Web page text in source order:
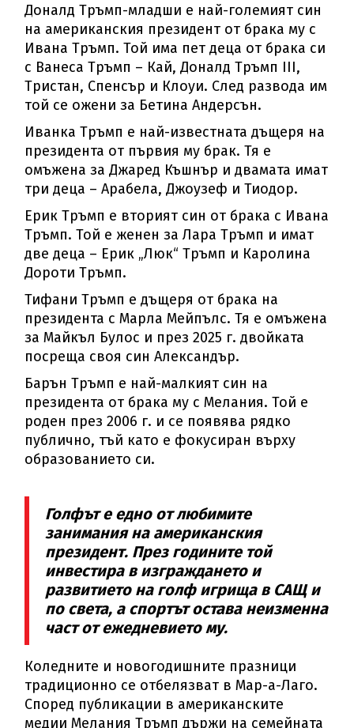
Доналд Тръмп-младши е най-големият син
на американския президент от брака му с
Ивана Тръмп. Той има пет деца от брака си
с Ванеса Тръмп – Кай, Доналд Тръмп III,
Тристан, Спенсър и Клоуи. След развода им
той се ожени за Бетина Андерсън.
Иванка Тръмп е най-известната дъщеря на
президента от първия му брак. Тя е
омъжена за Джаред Къшнър и двамата имат
три деца – Арабела, Джоузеф и Тиодор.
Ерик Тръмп е вторият син от брака с Иванa
Тръмп. Той е женен за Лара Тръмп и имат
две деца – Ерик „Люк“ Тръмп и Каролина
Дороти Тръмп.
Тифани Тръмп е дъщеря от брака на
президента с Марла Мейпълс. Тя е омъжена
за Майкъл Булос и през 2025 г. двойката
посреща своя син Александър.
Барън Тръмп е най-малкият син на
президента от брака му с Мелания. Той е
роден през 2006 г. и се появява рядко
публично, тъй като е фокусиран върху
образованието си.
Голфът е едно от любимите
занимания на американския
президент. През годините той
инвестира в изграждането и
развитието на голф игрища в САЩ и
по света, а спортът остава неизменна
част от ежедневието му.
Коледните и новогодишните празници
традиционно се отбелязват в Мар-а-Лаго.
Според публикации в американските
медии Мелания Тръмп държи на семейната